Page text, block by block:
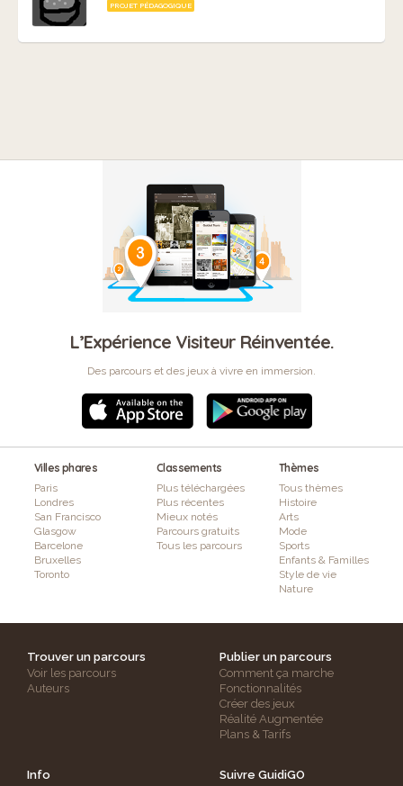
PROJET PÉDAGOGIQUE
L’Expérience Visiteur Réinventée.
Des parcours et des jeux à vivre en immersion.
Villes phares
Paris
Londres
San Francisco
Glasgow
Barcelone
Bruxelles
Toronto
Classements
Plus téléchargées
Plus récentes
Mieux notés
Parcours gratuits
Tous les parcours
Thèmes
Tous thèmes
Histoire
Arts
Mode
Sports
Enfants & Familles
Style de vie
Nature
Trouver un parcours
Voir les parcours
Auteurs
Publier un parcours
Comment ça marche
Fonctionnalités
Créer des jeux
Réalité Augmentée
Plans & Tarifs
Info
Suivre GuidiGO